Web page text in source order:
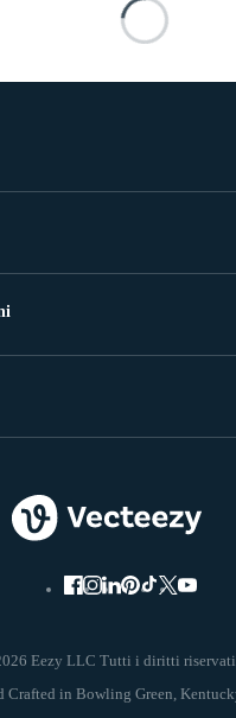
Eezy LLC Tutti i diritti riservati